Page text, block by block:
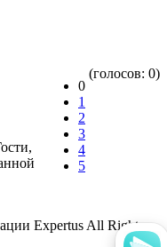
0
1
2
3
4
5
(голосов: 0)
,
Expertus All Rights